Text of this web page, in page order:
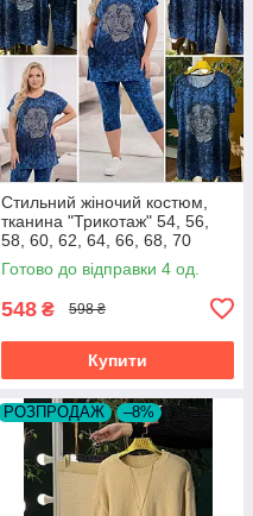
Стильний жіночий костюм,
тканина "Трикотаж" 54, 56,
58, 60, 62, 64, 66, 68, 70
розмір 54
Готово до відправки 4 од.
548 ₴ 598 ₴
Купити
РОЗПРОДАЖ –8%